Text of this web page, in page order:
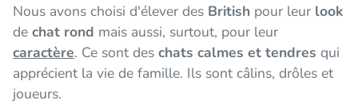
Nous avons choisi d'élever des British pour leur look
de chat rond mais aussi, surtout, pour leur
caractère. Ce sont des chats calmes et tendres qui
apprécient la vie de famille. Ils sont câlins, drôles et
joueurs.